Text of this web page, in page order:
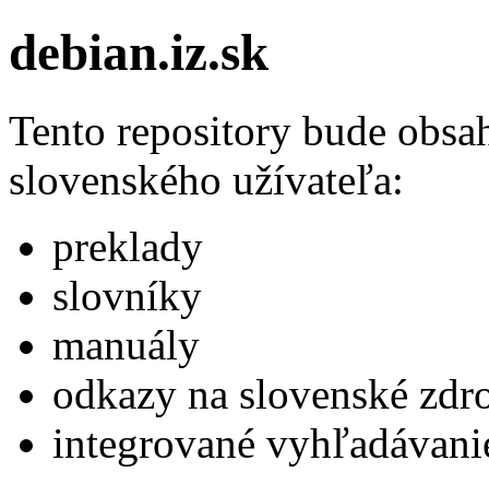
debian.iz.sk
Tento repository bude
slovenského užívateľa:
preklady
slovníky
manuály
odkazy na slovenské
integrované